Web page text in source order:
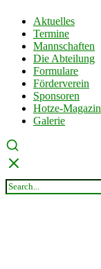
Aktuelles
Termine
Mannschaften
Die Abteilung
Formulare
Förderverein
Sponsoren
Hotze-Magazin
Galerie